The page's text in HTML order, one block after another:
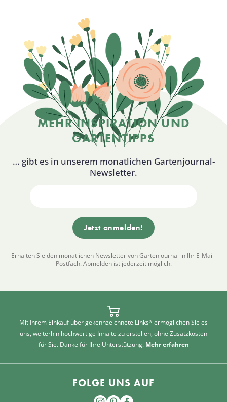
MEHR INSPIRATION UND
GARTENTIPPS
… gibt es in unserem monatlichen Gartenjournal-
Newsletter.
Erhalten Sie den monatlichen Newsletter von Gartenjournal in Ihr E-Mail-
Postfach. Abmelden ist jederzeit möglich.
Mit Ihrem Einkauf über gekennzeichnete Links* ermöglichen Sie es
uns, weiterhin hochwertige Inhalte zu erstellen, ohne Zusatzkosten
für Sie. Danke für Ihre Unterstützung. Mehr erfahren
FOLGE UNS AUF